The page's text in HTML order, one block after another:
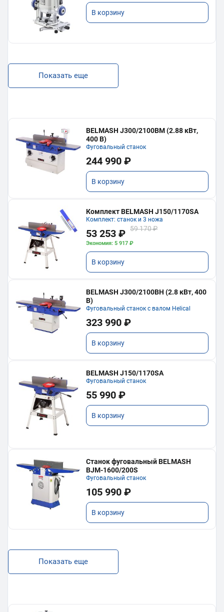
В корзину
Показать еще
BELMASH J300/2100ВМ (2.88 кВт,
400 В)
Фуговальный станок
244 990 ₽
В корзину
Комплект BELMASH J150/1170SA
Комплект: станок и 3 ножа
53 253 ₽ 59 170 ₽
Экономия: 5 917 ₽
В корзину
BELMASH J300/2100ВH (2.8 кВт, 400
В)
Фуговальный станок с валом Helical
323 990 ₽
В корзину
BELMASH J150/1170SA
Фуговальный станок
55 990 ₽
В корзину
Станок фуговальный BELMASH
BJM-1600/200S
Фуговальный станок
105 990 ₽
В корзину
Показать еще